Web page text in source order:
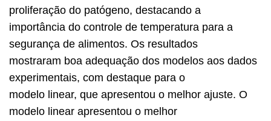
proliferação do patógeno, destacando a
importância do controle de temperatura para a
segurança de alimentos. Os resultados
mostraram boa adequação dos modelos aos dados
experimentais, com destaque para o
modelo linear, que apresentou o melhor ajuste. O
modelo linear apresentou o melhor